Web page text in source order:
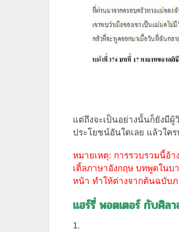
แต่ถึงจะเป็นอย่างนั้นก็ยังมีผู้
ประโยชน์อันใดเลย แล้วใค
หมายเหตุ: การรวบรวมนี้อ้
เติ้ลภาษาอังกฤษ บทพูดใน
หน้า ทำให้ต่างจากต้นฉบับภ
แฮร์รี่ พอตเตอร์ กับศิล
1.